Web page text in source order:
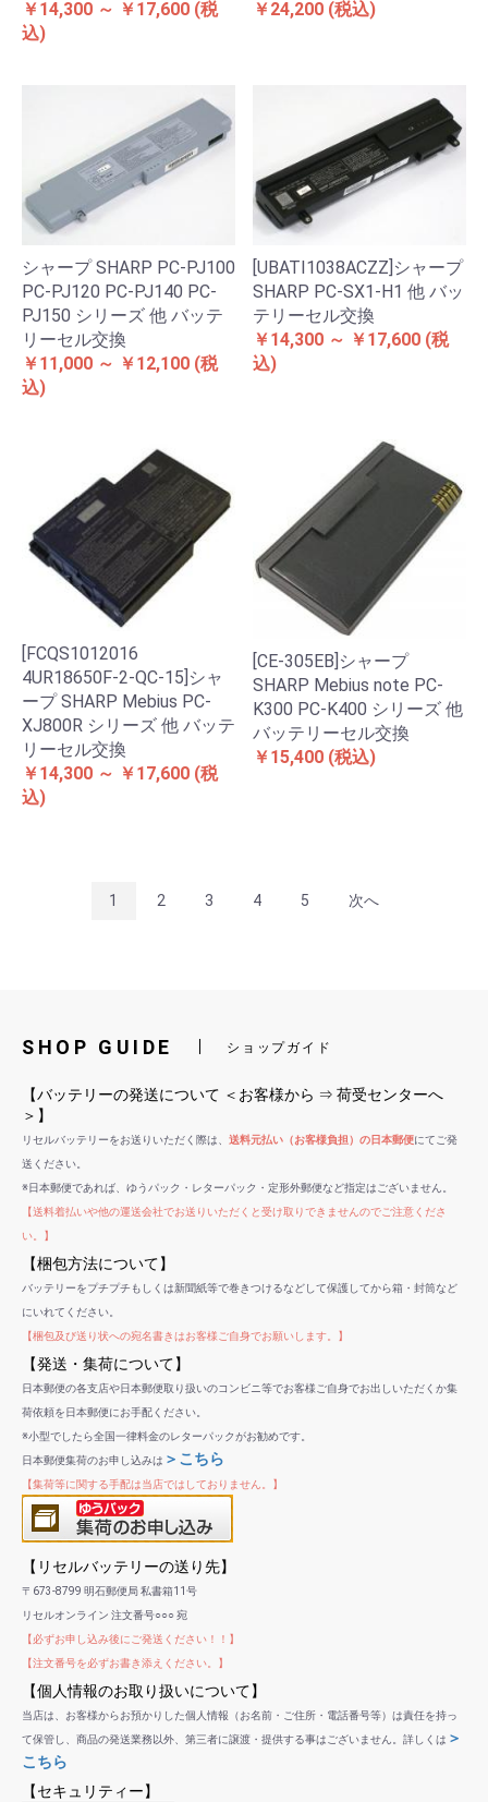
￥14,300 ～ ￥17,600 (税
込)
￥24,200 (税込)
シャープ SHARP PC-PJ100
PC-PJ120 PC-PJ140 PC-
PJ150 シリーズ 他 バッテ
リーセル交換
￥11,000 ～ ￥12,100 (税
込)
[UBATI1038ACZZ]シャープ
SHARP PC-SX1-H1 他 バッ
テリーセル交換
￥14,300 ～ ￥17,600 (税
込)
[FCQS1012016
4UR18650F-2-QC-15]シャ
ープ SHARP Mebius PC-
XJ800R シリーズ 他 バッテ
リーセル交換
￥14,300 ～ ￥17,600 (税
込)
[CE-305EB]シャープ
SHARP Mebius note PC-
K300 PC-K400 シリーズ 他
バッテリーセル交換
￥15,400 (税込)
1 2 3 4 5 次へ
SHOP GUIDE ショップガイド
【バッテリーの発送について ＜お客様から ⇒ 荷受センターへ
＞】
リセルバッテリーをお送りいただく際は、 送料元払い（お客様負担）の日本郵便にてご発
送ください。
※日本郵便であれば、ゆうパック・レターパック・定形外郵便など指定はございません。
【送料着払いや他の運送会社でお送りいただくと受け取りできませんのでご注意くださ
い。】
【梱包方法について】
バッテリーをプチプチもしくは新聞紙等で巻きつけるなどして保護してから箱・封筒など
にいれてください。
【梱包及び送り状への宛名書きはお客様ご自身でお願いします。】
【発送・集荷について】
日本郵便の各支店や日本郵便取り扱いのコンビニ等でお客様ご自身でお出しいただくか集
荷依頼を日本郵便にお手配ください。
※小型でしたら全国一律料金のレターパックがお勧めです。
日本郵便集荷のお申し込みは ＞こちら
【集荷等に関する手配は当店ではしておりません。】
【リセルバッテリーの送り先】
〒673-8799 明石郵便局 私書箱11号
リセルオンライン 注文番号○○○ 宛
【必ずお申し込み後にご発送ください！！】
【注文番号を必ずお書き添えください。】
【個人情報のお取り扱いについて】
当店は、お客様からお預かりした個人情報（お名前・ご住所・電話番号等）は責任を持っ
て保管し、商品の発送業務以外、第三者に譲渡・提供する事はございません。詳しくは ＞
こちら
【セキュリティー】